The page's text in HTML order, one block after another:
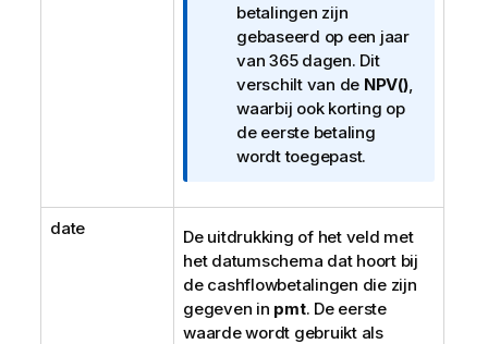
t
i
e
betalingen zijn
gebaseerd op een jaar
van 365 dagen. Dit
verschilt van de NPV(),
waarbij ook korting op
de eerste betaling
wordt toegepast.
date
De uitdrukking of het veld met
het datumschema dat hoort bij
de cashflowbetalingen die zijn
gegeven in pmt. De eerste
waarde wordt gebruikt als